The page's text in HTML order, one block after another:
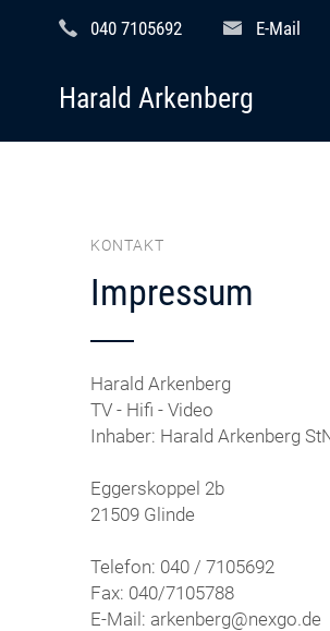
040 7105692 E-Mail
Harald Arkenberg
KONTAKT
Impressum
Harald Arkenberg
TV - Hifi - Video
Inhaber: Harald Arkenberg
Eggerskoppel 2b
21509 Glinde
Telefon: 040 / 7105692
Fax: 040/7105788
E-Mail: arkenberg@nexgo.de